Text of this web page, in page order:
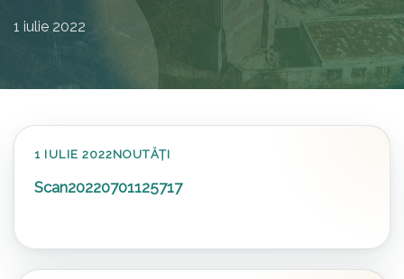
1 iulie 2022
1 IULIE 2022NOUTĂȚI
Scan20220701125717